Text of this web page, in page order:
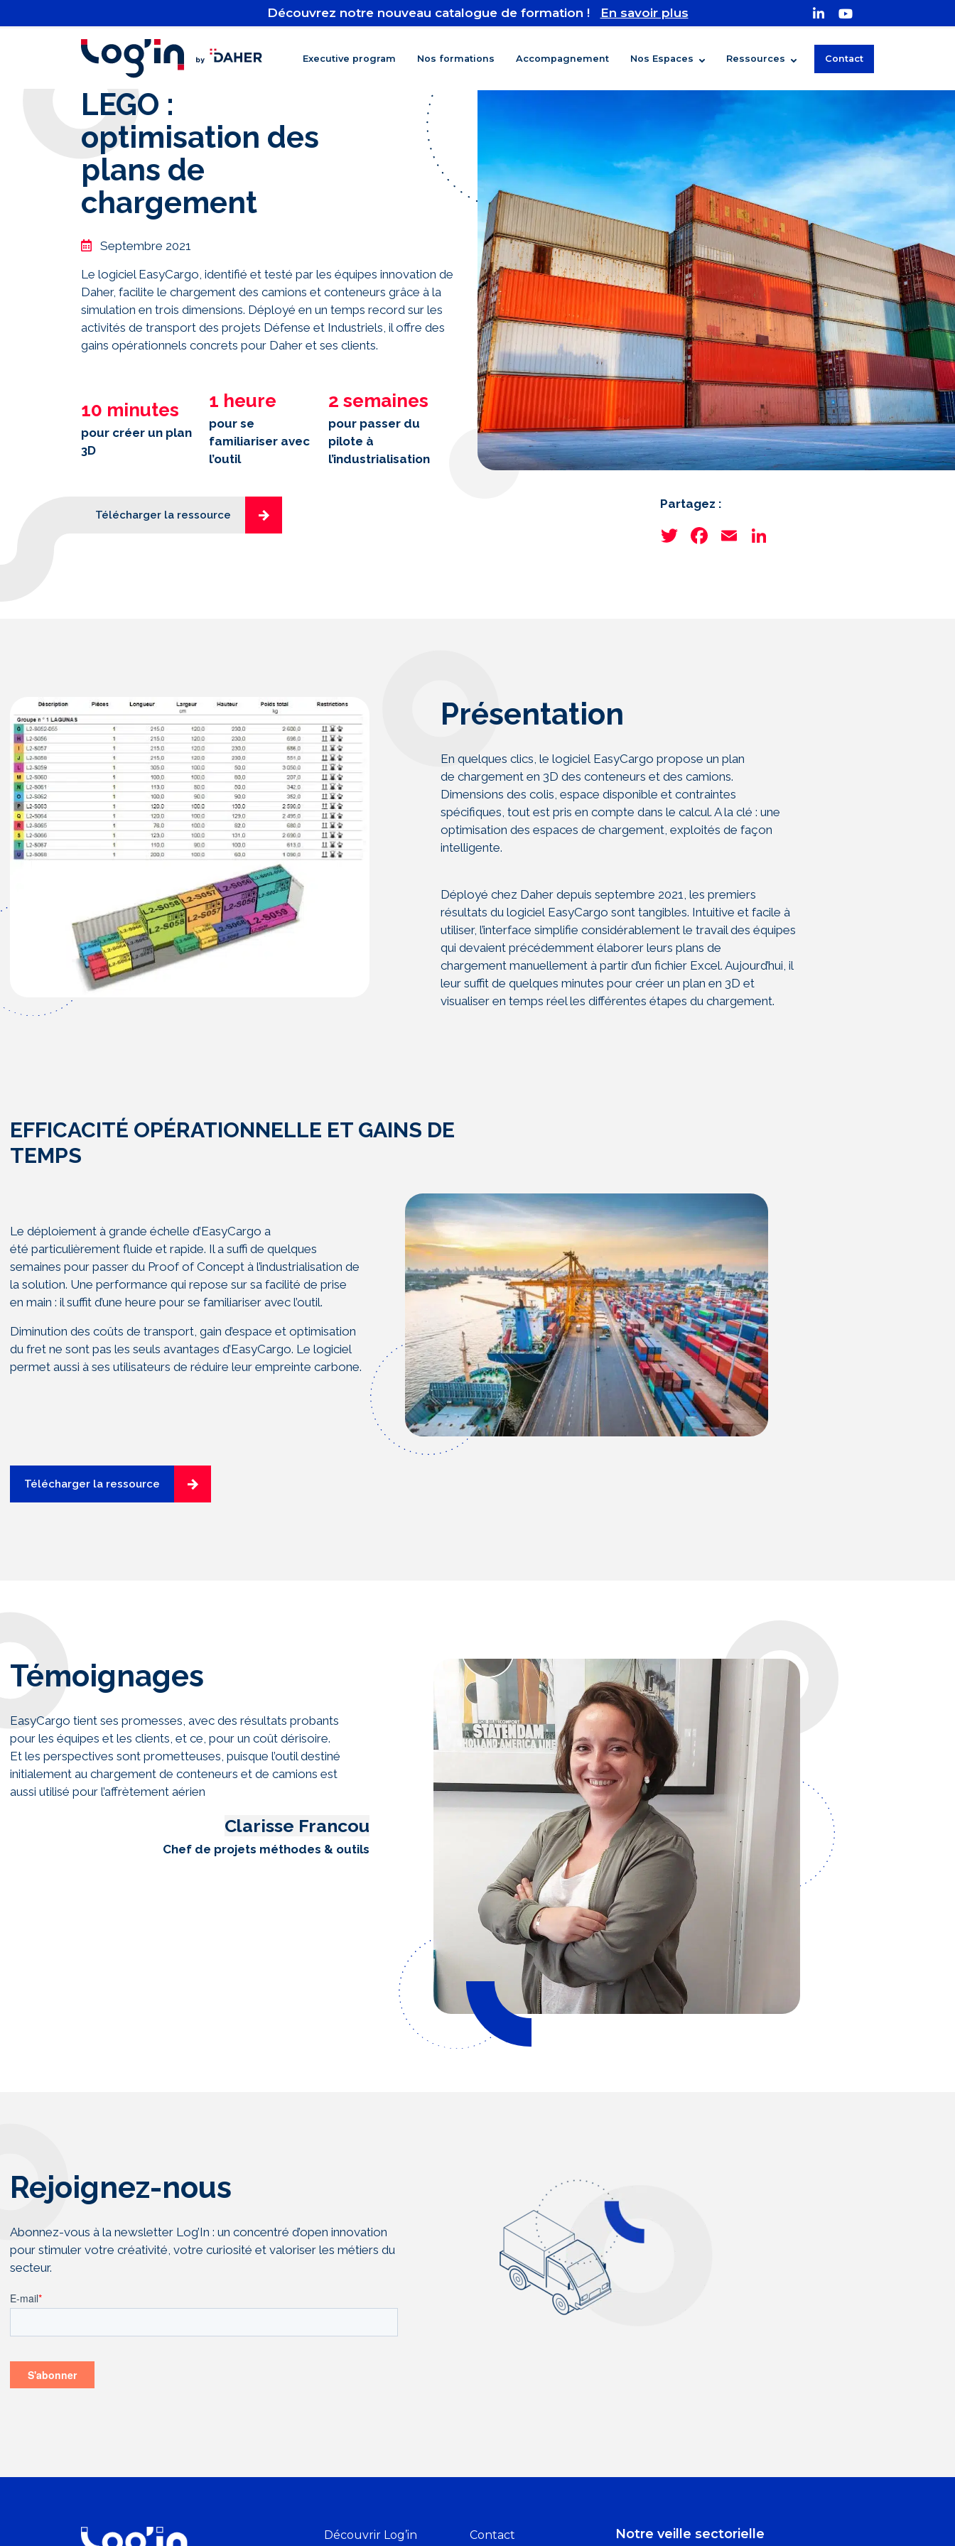
Executive program Nos formations Accompagnement Nos Espaces Ressources Contact
Découvrez notre nouveau catalogue de formation ! En savoir plus
Partagez :
Twitter Facebook
Email
LEGO :
optimisation des
plans de
chargement
Septembre 2021
Le logiciel EasyCargo, identifié et testé par les équipes innovation de
Daher, facilite le chargement des camions et conteneurs grâce à la
simulation en trois dimensions. Déployé en un temps record sur les
activités de transport des projets Défense et Industriels, il offre des
gains opérationnels concrets pour Daher et ses clients.
10 minutes
pour créer un plan
3D
1 heure
pour se
familiariser avec
l’outil
2 semaines
pour passer du
pilote à
l’industrialisation
Télécharger la ressource
Présentation
En quelques clics, le logiciel EasyCargo propose un plan
de chargement en 3D des conteneurs et des camions.
Dimensions des colis, espace disponible et contraintes
spécifiques, tout est pris en compte dans le calcul. A la clé : une
optimisation des espaces de chargement, exploités de façon
intelligente.
Déployé chez Daher depuis septembre 2021, les premiers
résultats du logiciel EasyCargo sont tangibles. Intuitive et facile à
utiliser, l’interface simplifie considérablement le travail des équipes
qui devaient précédemment élaborer leurs plans de
chargement manuellement à partir d’un fichier Excel. Aujourd’hui, il
leur suffit de quelques minutes pour créer un plan en 3D et
visualiser en temps réel les différentes étapes du chargement.
EFFICACITÉ OPÉRATIONNELLE ET GAINS DE
TEMPS
Le déploiement à grande échelle d’EasyCargo a
été particulièrement fluide et rapide. Il a suffi de quelques
semaines pour passer du Proof of Concept à l’industrialisation de
la solution. Une performance qui repose sur sa facilité de prise
en main : il suffit d’une heure pour se familiariser avec l’outil.
Diminution des coûts de transport, gain d’espace et optimisation
du fret ne sont pas les seuls avantages d’EasyCargo. Le logiciel
permet aussi à ses utilisateurs de réduire leur empreinte carbone.
Télécharger la ressource
Témoignages
EasyCargo tient ses promesses, avec des résultats probants
pour les équipes et les clients, et ce, pour un coût dérisoire.
Et les perspectives sont prometteuses, puisque l’outil destiné
initialement au chargement de conteneurs et de camions est
aussi utilisé pour l’affrètement aérien
Clarisse Francou
Chef de projets méthodes & outils
Rejoignez-nous
Abonnez-vous à la newsletter Log’In : un concentré d’open innovation
pour stimuler votre créativité, votre curiosité et valoriser les métiers du
secteur.
Découvrir Log’in Contact Notre veille sectorielle